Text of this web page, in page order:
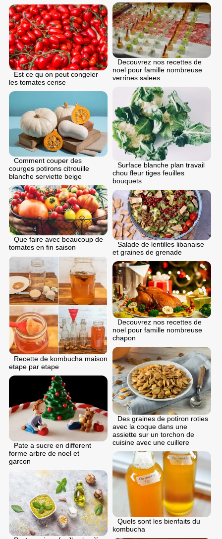
Decouvrez nos recettes de
noel pour famille nombreuse
verrines salees
Est ce qu on peut congeler
les tomates cerise
Surface blanche plan travail
chou fleur tiges feuilles
bouquets
Comment couper des
courges potirons citrouille
blanche serviette beige
Que faire avec beaucoup de
tomates en fin saison
Salade de lentilles libanaise
et graines de grenade
Recette de kombucha maison
etape par etape
Decouvrez nos recettes de
noel pour famille nombreuse
chapon
Des graines de potiron roties
avec la coque dans une
assiette sur un torchon de
cuisine avec une cuillere
Pate a sucre en different
forme arbre de noel et
garcon
Quels sont les bienfaits du
kombucha